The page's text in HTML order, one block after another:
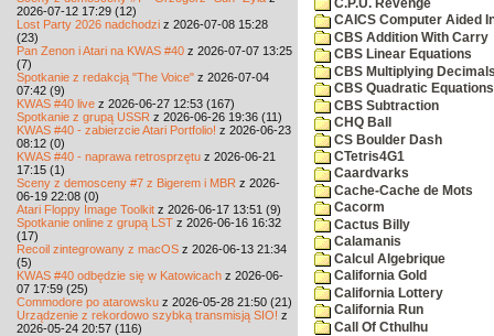
2026-07-12 17:29 (12)
Lost Party 2026 nadchodzi z 2026-07-08 15:28
(23)
Pan Zenon i Atari na KWAS #40 z 2026-07-07 13:25
(7)
Spotkanie z redakcją "The Voice" z 2026-07-04
07:42 (9)
KWAS #40 live z 2026-06-27 12:53 (167)
Spotkanie z grupą USSR z 2026-06-26 19:36 (11)
KWAS #40 - zabierzcie Atari Portfolio! z 2026-06-23
08:12 (0)
KWAS #40 - naprawa retrosprzętu z 2026-06-21
17:15 (1)
Sceny z demosceny #7 z Bigerem i MBR z 2026-
06-19 22:08 (0)
Atari Floppy Image Toolkit z 2026-06-17 13:51 (9)
Spotkanie online z grupą LST z 2026-06-16 16:32
(17)
Recoil zintegrowany z macOS z 2026-06-13 21:34
(5)
KWAS #40 odbędzie się w Katowicach z 2026-06-
07 17:59 (25)
Commodore po atarowsku z 2026-05-28 21:50 (21)
Urządzenie z rekordowo szybką transmisją SIO! z
2026-05-24 20:57 (116)
C.P.U. Revenge
CAICS Computer Aided
CBS Addition With Carry
CBS Linear Equations
CBS Multiplying
CBS Quadratic Equations
CBS Subtraction
CHQ Ball
CS Boulder Dash
CTetris4G1
Caardvarks
Cache-Cache de Mots
Cacorm
Cactus Billy
Calamanis
Calcul Algebrique
California Gold
California Lottery
California Run
Call Of Cthulhu